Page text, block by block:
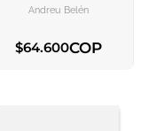
Andreu Belén
$64.600COP